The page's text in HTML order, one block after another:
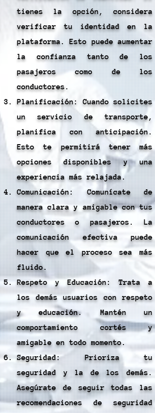
tienes la opción, considera
verificar tu identidad en la
plataforma. Esto puede aumentar
la confianza tanto de los
pasajeros como de los
conductores.
Planificación: Cuando solicites
un servicio de transporte,
planifica con anticipación.
Esto te permitirá tener más
opciones disponibles y una
experiencia más relajada.
Comunicación: Comunícate de
manera clara y amigable con tus
conductores o pasajeros. La
comunicación efectiva puede
hacer que el proceso sea más
fluido.
Respeto y Educación: Trata a
los demás usuarios con respeto
y educación. Mantén un
comportamiento cortés y
amigable en todo momento.
Seguridad: Prioriza tu
seguridad y la de los demás.
Asegúrate de seguir todas las
recomendaciones de seguridad